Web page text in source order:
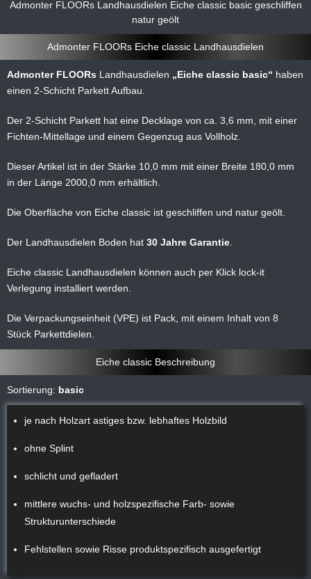
Admonter FLOORs Landhausdielen Eiche classic basic geschliffen
natur geölt
Admonter FLOORs Eiche classic Landhausdielen
Admonter FLOORs Landhausdielen Eiche classic basic
haben
einen 2-Schicht Parkett Aufbau.
Der 2-Schicht Parkett hat eine Decklage von ca. 3,6 mm, mit einer
Fichten-Mittellage und einem Gegenzug aus Vollholz.
Dieser Artikel ist in der Stärke 10,0 mm mit einer Breite 180,0 mm
in der Länge 2000,0 mm erhältlich.
Die Oberfläche von Eiche classic ist geschliffen und natur geölt.
Der Landhausdielen Boden hat 30 Jahre Garantie
Eiche classic Landhausdielen können auch per Klick lock-it
Verlegung installiert werden.
Die Verpackungseinheit (VPE) ist Pack, mit einem Inhalt von 8
Stück Parkettdielen.
Eiche classic Beschreibung
Sortierung: basic
je nach Holzart astiges bzw. lebhaftes Holzbild
ohne Splint
schlicht und gefladert
mittlere wuchs- und holzspezifische Farb- sowie
Strukturunterschiede
Fehlstellen sowie Risse produktspezifisch ausgefertigt